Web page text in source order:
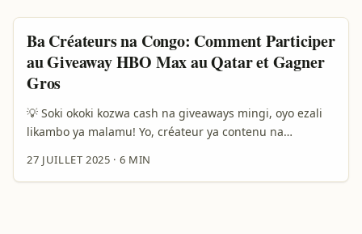
Ba Créateurs na Congo: Comment Participer
au Giveaway HBO Max au Qatar et Gagner
Gros
💡 Soki okoki kozwa cash na giveaways mingi, oyo ezali
likambo ya malamu! Yo, créateur ya contenu na
mbongo mpe visibilité mingi na giveaway oyo ya HBO
Max oyo ezali kosalema na Qatar. Soki olingi kokola ba
27 JUILLET 2025 · 6 MIN